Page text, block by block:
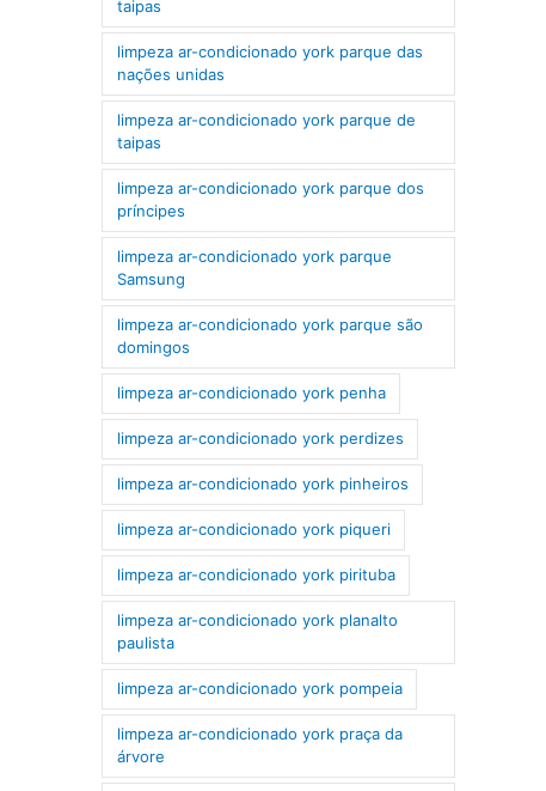
taipas
limpeza ar-condicionado york parque das
nações unidas
limpeza ar-condicionado york parque de
taipas
limpeza ar-condicionado york parque dos
príncipes
limpeza ar-condicionado york parque
Samsung
limpeza ar-condicionado york parque são
domingos
limpeza ar-condicionado york penha
limpeza ar-condicionado york perdizes
limpeza ar-condicionado york pinheiros
limpeza ar-condicionado york piqueri
limpeza ar-condicionado york pirituba
limpeza ar-condicionado york planalto
paulista
limpeza ar-condicionado york pompeia
limpeza ar-condicionado york praça da
árvore